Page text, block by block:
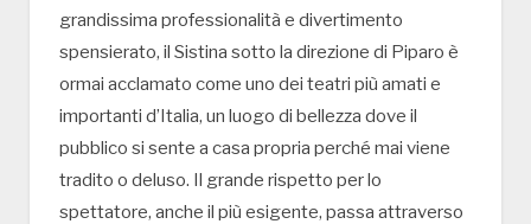
grandissima professionalità e divertimento
spensierato, il Sistina sotto la direzione di Piparo è
ormai acclamato come uno dei teatri più amati e
importanti d’Italia, un luogo di bellezza dove il
pubblico si sente a casa propria perché mai viene
tradito o deluso. Il grande rispetto per lo
spettatore, anche il più esigente, passa attraverso